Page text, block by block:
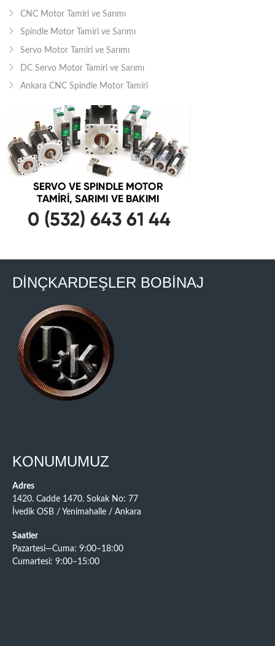
CNC Motor Tamiri ve Sarımı
Spindle Motor Tamiri ve Sarımı
Servo Motor Tamiri ve Sarımı
DC Servo Motor Tamiri ve Sarımı
Ankara CNC Spindle Motor Tamiri
DİNÇKARDEŞLER BOBİNAJ
KONUMUMUZ
Adres
1420. Cadde 1470. Sokak No: 77
İvedik OSB / Yenimahalle / Ankara
Saatler
Pazartesi—Cuma: 9:00–18:00
Cumartesi: 9:00–15:00